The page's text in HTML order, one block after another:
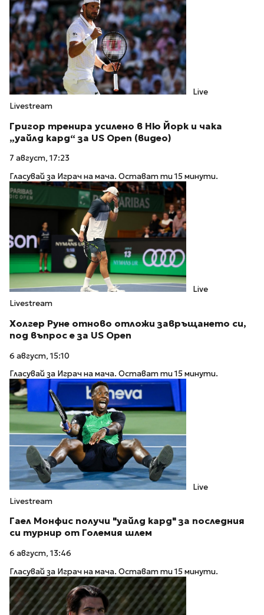
Live
Livestream
Григор тренира усилено в Ню Йорк и чака
„уайлд кард“ за US Open (видео)
7 август, 17:23
Гласувай за Играч на мача. Остават ти 15 минути.
Live
Livestream
Холгер Руне отново отложи завръщането си,
под въпрос е за US Open
6 август, 15:10
Гласувай за Играч на мача. Остават ти 15 минути.
Live
Livestream
Гаел Монфис получи "уайлд кард" за последния
си турнир от Големия шлем
6 август, 13:46
Гласувай за Играч на мача. Остават ти 15 минути.